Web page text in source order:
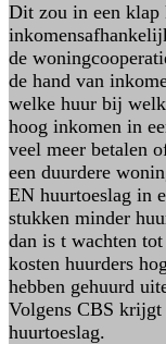
Dit zou in een klap
de
de hand van
welke huur bij
hoog inkomen in
veel meer betalen
een duurdere
EN huurtoeslag in
stukken minder
dan is t wachten
kosten huurders
hebben gehuurd
Volgens CBS krijgt
huurtoeslag.